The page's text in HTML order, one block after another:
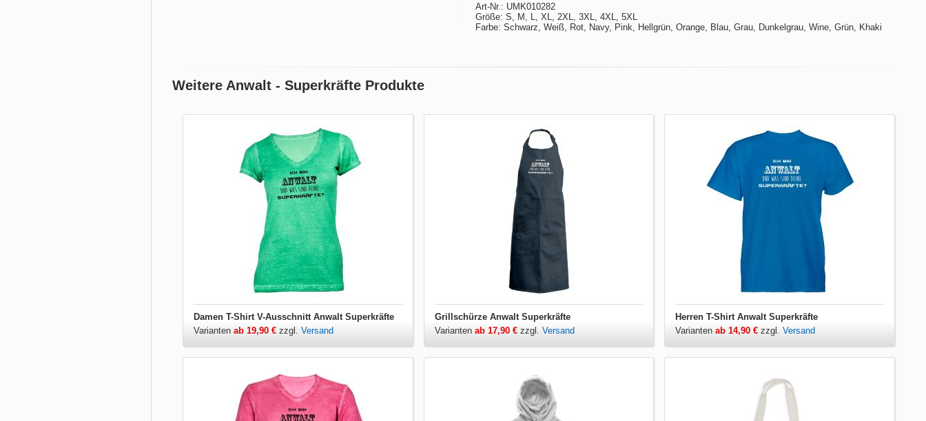
Art-Nr.: UMK010282
Größe: S, M, L, XL, 2XL, 3XL, 4XL, 5XL
Farbe: Schwarz, Weiß, Rot, Navy, Pink, Hellgrün, Orange, Blau, Grau, Dunkelgrau, Wine, Grün, Khaki
Weitere Anwalt - Superkräfte Produkte
Damen T-Shirt V-Ausschnitt Anwalt Superkräfte
Varianten ab 19,90 € zzgl. Versand
Grillschürze Anwalt Superkräfte
Varianten ab 17,90 €zzgl. Versand
Herren T-Shirt Anwalt Superkräfte
Variantenab 14,90 € zzgl.Versand